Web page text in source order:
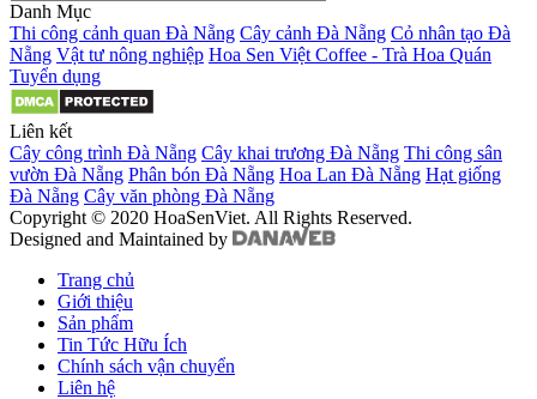
Danh Mục
Thi công cảnh quan Đà Nẵng Cây cảnh Đà Nẵng Cỏ nhân tạo Đà
Nẵng Vật tư nông nghiệp Hoa Sen Việt Coffee - Trà Hoa Quán
Tuyển dụng
Liên kết
Cây công trình Đà Nẵng Cây khai trương Đà Nẵng Thi công sân
vườn Đà Nẵng Phân bón Đà Nẵng Hoa Lan Đà Nẵng Hạt giống
Đà Nẵng Cây văn phòng Đà Nẵng
Copyright © 2020 HoaSenViet. All Rights Reserved.
Designed and Maintained by
Trang chủ
Giới thiệu
Sản phẩm
Tin Tức Hữu Ích
Chính sách vận chuyển
Liên hệ